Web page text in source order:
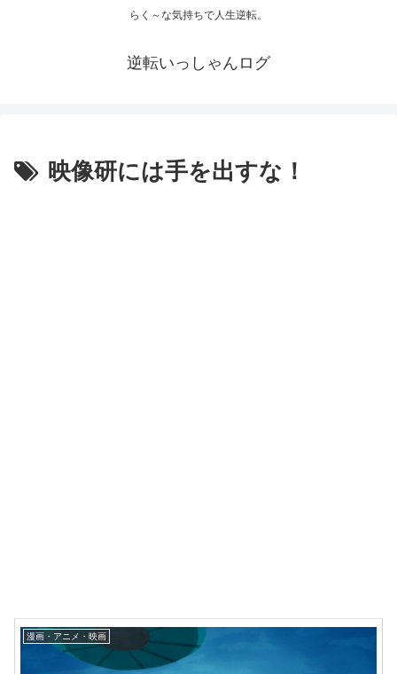
らく～な気持ちで人生逆転。
逆転いっしゃんログ
映像研には手を出すな！
漫画・アニメ・映画